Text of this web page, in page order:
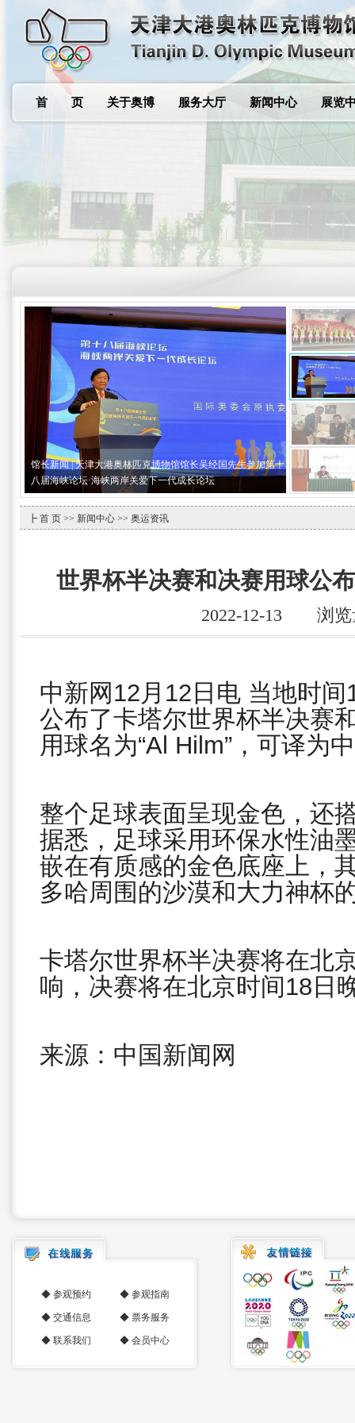
首 页 关于奥博 服务大厅 新闻中心 展览
馆长新闻 | 天津大港奥林匹克博物馆馆长吴经国先生参加第十
八届海峡论坛·海峡两岸关爱下一代成长论坛
┣ 首 页 >> 新闻中心 >> 奥运资讯
世界杯半决赛和决赛用球公
2022-12-13 浏览
中新网12月12日电 当地时
公布了卡塔尔世界杯半决赛
用球名为“Al Hilm”，可译为
整个足球表面呈现金色，还
据悉，足球采用环保水性油
嵌在有质感的金色底座上，
多哈周围的沙漠和大力神杯
卡塔尔世界杯半决赛将在北
响，决赛将在北京时间18日
来源：中国新闻网
◆ 参观预约 ◆ 参观指南
◆ 交通信息 ◆ 票务服务
◆ 联系我们 ◆ 会员中心